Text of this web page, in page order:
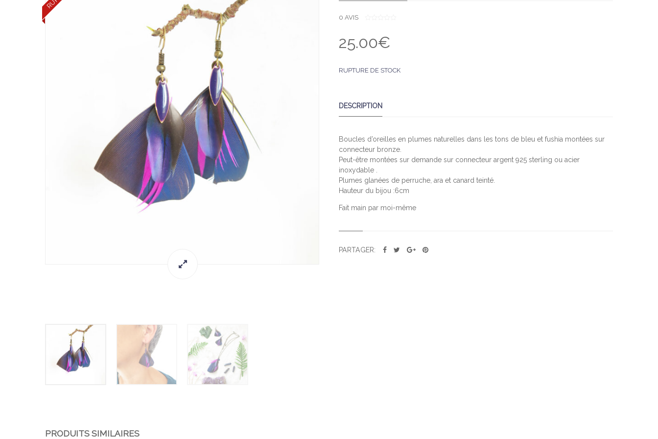
0 AVIS
U
T
25.00€
RUPTURE DE STOCK
DESCRIPTION
Boucles d’oreilles en plumes naturelles dans les tons de bleu et fushia montées sur
connecteur bronze.
Peut-être montées sur demande sur connecteur argent 925 sterling ou acier
inoxydable .
Plumes glanées de perruche, ara et canard teinté.
Hauteur du bijou :6cm
Fait main par moi-même
PARTAGER:
PRODUITS SIMILAIRES